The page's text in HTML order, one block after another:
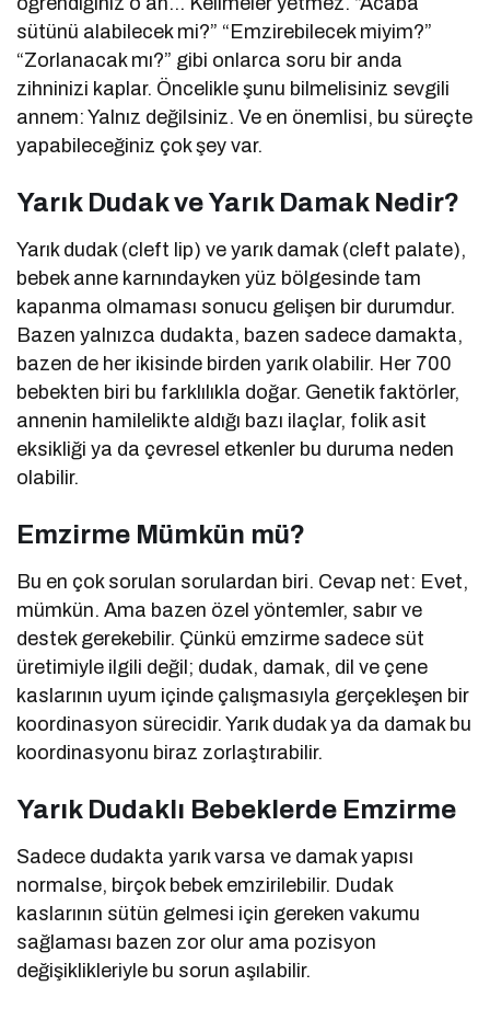
sütünü alabilecek mi?” “Emzirebilecek miyim?”
“Zorlanacak mı?” gibi onlarca soru bir anda
zihninizi kaplar. Öncelikle şunu bilmelisiniz sevgili
annem: Yalnız değilsiniz. Ve en önemlisi, bu süreçte
yapabileceğiniz çok şey var.
Yarık Dudak ve Yarık Damak Nedir?
Yarık dudak (cleft lip) ve yarık damak (cleft palate),
bebek anne karnındayken yüz bölgesinde tam
kapanma olmaması sonucu gelişen bir durumdur.
Bazen yalnızca dudakta, bazen sadece damakta,
bazen de her ikisinde birden yarık olabilir. Her 700
bebekten biri bu farklılıkla doğar. Genetik faktörler,
annenin hamilelikte aldığı bazı ilaçlar, folik asit
eksikliği ya da çevresel etkenler bu duruma neden
olabilir.
Emzirme Mümkün mü?
Bu en çok sorulan sorulardan biri. Cevap net: Evet,
mümkün. Ama bazen özel yöntemler, sabır ve
destek gerekebilir. Çünkü emzirme sadece süt
üretimiyle ilgili değil; dudak, damak, dil ve çene
kaslarının uyum içinde çalışmasıyla gerçekleşen bir
koordinasyon sürecidir. Yarık dudak ya da damak bu
koordinasyonu biraz zorlaştırabilir.
Yarık Dudaklı Bebeklerde Emzirme
Sadece dudakta yarık varsa ve damak yapısı
normalse, birçok bebek emzirilebilir. Dudak
kaslarının sütün gelmesi için gereken vakumu
sağlaması bazen zor olur ama pozisyon
değişiklikleriyle bu sorun aşılabilir.